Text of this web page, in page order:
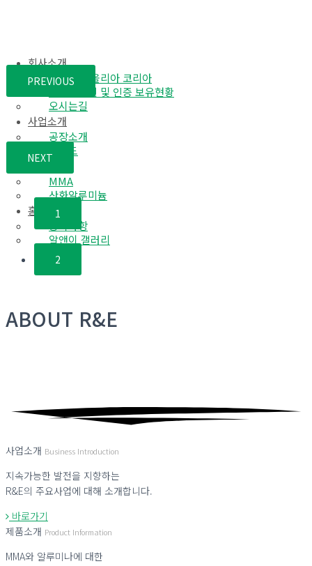
내
비
회사소개
모기업 베올리아 코리아
지적재산권 및 인증 보유현황
오시는길
사업소개
공장소개
공정도
제품소개
MMA
산화알루미늄
홍보센터
공지사항
알앤이 갤러리
PREVIOUS
NEXT
1
2
ABOUT R&E
사업소개 Business Introduction
지속가능한 발전을 지향하는
R&E의 주요사업에 대해 소개합니다.
바로가기
제품소개 Product Information
MMA와 알루미나에 대한